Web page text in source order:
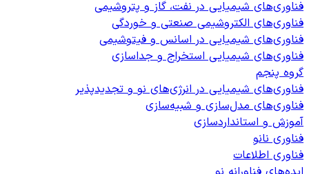
فناوری‌های شیمیایی در نفت، گاز و پتروشیمی
فناوری‌های الکتروشیمی صنعتی و خوردگی
فناوری‌های شیمیایی در اسانس و فیتوشیمی
فناوری‌های شیمیایی استخراج و جداسازی
گروه پنجم
فناوری‌های شیمیایی در انرژی‌های نو و تجدیدپذیر
فناوری‌های مدل‌سازی و شبیه‌سازی
آموزش و استانداردسازی
فناوری نانو
فناوری اطلاعات